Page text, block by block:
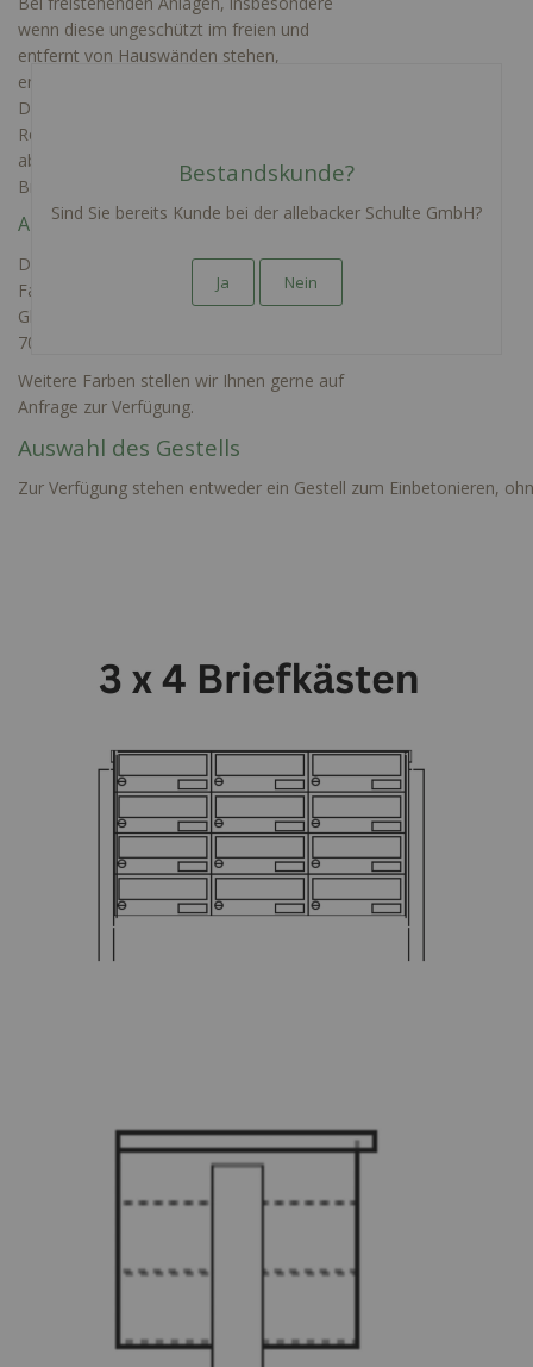
wenn diese ungeschützt im freien und
entfernt von Hauswänden stehen,
empfehlen wir einen Regenabweiser.
Dieser eignet sich insbesondere dafür
Regenwasser von der Anlage gezielt
abzuleiten und so den Korpus sowie die
Briefkästen zu schützen.
Auswahl der Farben
Derzeit sind im Konfigurator die folgenden
Farben verfügbar: RAL 9016 Seidenglanz,
Glatt, RAL 9007 Graualuminium oder RAL
7016 Anthrazitgrau.
Weitere Farben stellen wir Ihnen gerne auf
Anfrage zur Verfügung.
Auswahl des Gestells
Zur Verfügung stehen entweder ein Gestell zum Einbetonieren,
Bestandskunde?
Sind Sie bereits Kunde bei der allebacker Schulte GmbH?
Ja Nein